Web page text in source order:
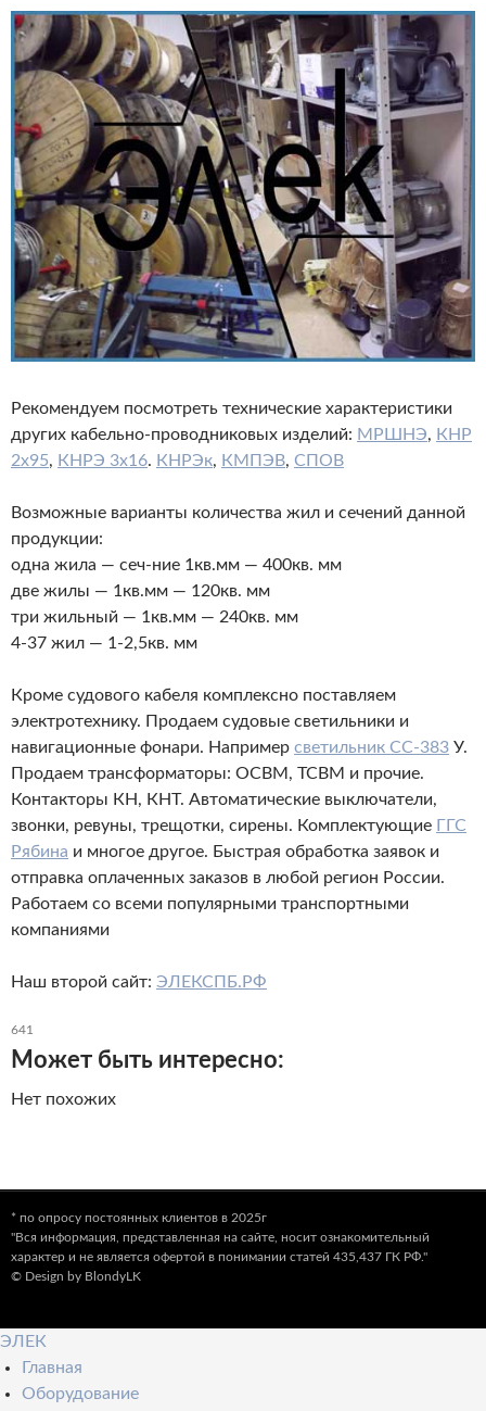
Рекомендуем посмотреть технические характеристики
других кабельно-проводниковых изделий: МРШНЭ, КНР
2х95, КНРЭ 3х16. КНРЭк, КМПЭВ, СПОВ
Возможные варианты количества жил и сечений данной
продукции:
одна жила — сеч-ние 1кв.мм — 400кв. мм
две жилы — 1кв.мм — 120кв. мм
три жильный — 1кв.мм — 240кв. мм
4-37 жил — 1-2,5кв. мм
Кроме судового кабеля комплексно поставляем
электротехнику. Продаем судовые светильники и
навигационные фонари. Например светильник СС-383 У.
Продаем трансформаторы: ОСВМ, ТСВМ и прочие.
Контакторы КН, КНТ. Автоматические выключатели,
звонки, ревуны, трещотки, сирены. Комплектующие ГГС
Рябина и многое другое. Быстрая обработка заявок и
отправка оплаченных заказов в любой регион России.
Работаем со всеми популярными транспортными
компаниями
Наш второй сайт: ЭЛЕКСПБ.РФ
641
Может быть интересно:
Нет похожих
* по опросу постоянных клиентов в 2025г
"Вся информация, представленная на сайте, носит ознакомительный
характер и не является офертой в понимании статей 435,437 ГК РФ."
© Design by BlondyLK
ЭЛЕК
Главная
Оборудование